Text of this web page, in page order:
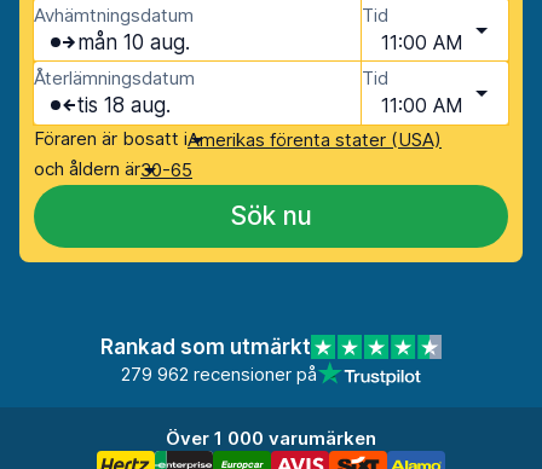
Avhämtningsdatum
mån 10 aug.
Tid
11:00 AM
Återlämningsdatum
tis 18 aug.
Tid
11:00 AM
Föraren är bosatt iAmerikas förenta stater (USA)
och åldern är30-65
Sök nu
Rankad som utmärkt
279 962 recensioner på
Över 1 000 varumärken